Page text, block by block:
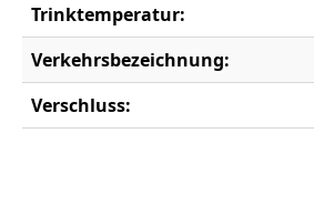
Trinktemperatur:
Verkehrsbezeichnung:
Verschluss: